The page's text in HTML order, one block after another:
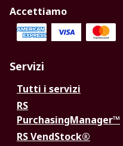
Accettiamo
Servizi
Tutti i servizi
RS
PurchasingManager™
RS VendStock®